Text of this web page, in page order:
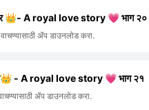
👑- A royal love story 💗 भाग २०
वाचण्यासाठी ॲप डाउनलोड करा.
- A royal love story 💗 भाग २१
ॲप डाउनलोड करा.